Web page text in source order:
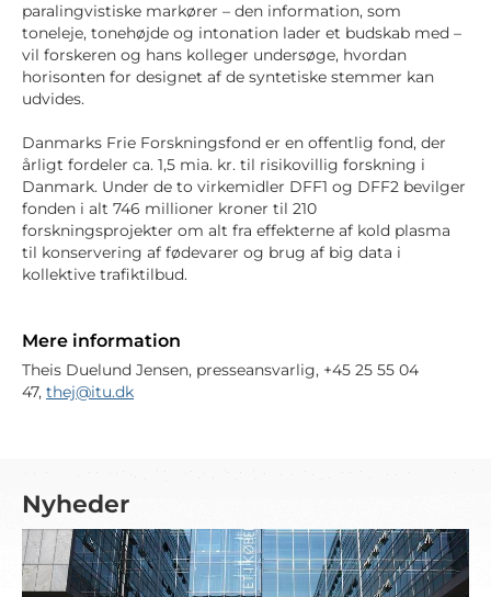
paralingvistiske markører – den information, som
toneleje, tonehøjde og intonation lader et budskab med –
vil forskeren og hans kolleger undersøge, hvordan
horisonten for designet af de syntetiske stemmer kan
udvides.
Danmarks Frie Forskningsfond er en offentlig fond, der
årligt fordeler ca. 1,5 mia. kr. til risikovillig forskning i
Danmark. Under de to virkemidler DFF1 og DFF2 bevilger
fonden i alt 746 millioner kroner til 210
forskningsprojekter om alt fra effekterne af kold plasma
til konservering af fødevarer og brug af big data i
kollektive trafiktilbud.
Mere information
Theis Duelund Jensen, presseansvarlig, +45 25 55 04
47, thej@itu.dk
Nyheder